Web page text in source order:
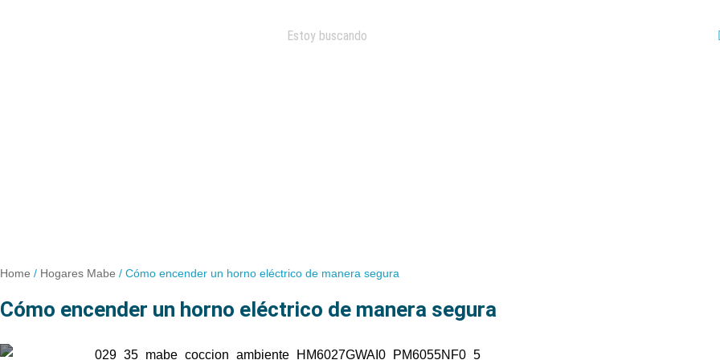
Home / Hogares Mabe / Cómo encender un horno eléctrico de manera segura
cómo encender un horno eléctrico de manera segura